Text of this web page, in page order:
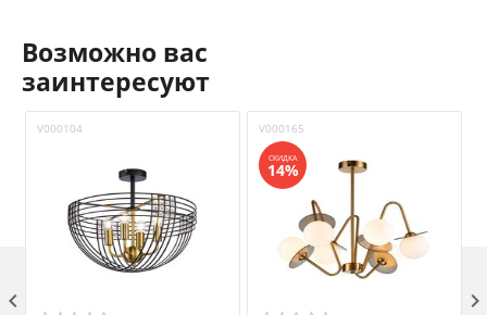
Возможно вас
заинтересуют
V000104 V000165
СКИДКА
14%
 